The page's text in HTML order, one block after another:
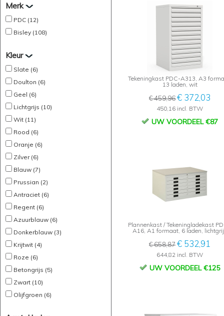
Merk
PDC (12)
Bisley (108)
Kleur
Slate (6)
Doulton (6)
Geel (6)
Lichtgrijs (10)
Wit (11)
Rood (6)
Oranje (6)
Zilver (6)
Blauw (7)
Prussian (2)
Antraciet (6)
Regent (6)
Azuurblauw (6)
Donkerblauw (3)
Krijtwit (4)
Roze (6)
Betongrijs (5)
Zwart (10)
Olijfgroen (6)
Tekeningkast PDC-A313, A3
13 laden, wit
€ 459,96€ 372,03
450,16 incl. BTW
UW VOORDEEL €87
Plannenkast / Tekeningladekast
A16, A1 formaat, 6 laden,
€ 658,87€ 532,91
644,82 incl. BTW
UW VOORDEEL €125